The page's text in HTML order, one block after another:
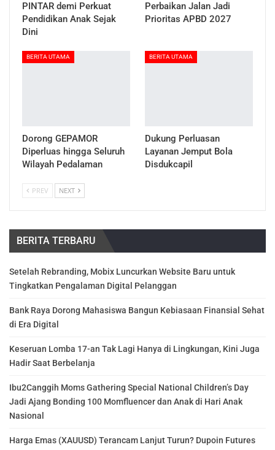
PINTAR demi Perkuat
Pendidikan Anak Sejak
Dini
Perbaikan Jalan Jadi
Prioritas APBD 2027
BERITA UTAMA
Dorong GEPAMOR
Diperluas hingga Seluruh
Wilayah Pedalaman
BERITA UTAMA
Dukung Perluasan
Layanan Jemput Bola
Disdukcapil
PREV NEXT
BERITA TERBARU
Setelah Rebranding, Mobix Luncurkan Website Baru untuk
Tingkatkan Pengalaman Digital Pelanggan
Bank Raya Dorong Mahasiswa Bangun Kebiasaan Finansial Sehat
di Era Digital
Keseruan Lomba 17-an Tak Lagi Hanya di Lingkungan, Kini Juga
Hadir Saat Berbelanja
Ibu2Canggih Moms Gathering Special National Children’s Day
Jadi Ajang Bonding 100 Momfluencer dan Anak di Hari Anak
Nasional
Harga Emas (XAUUSD) Terancam Lanjut Turun? Dupoin Futures